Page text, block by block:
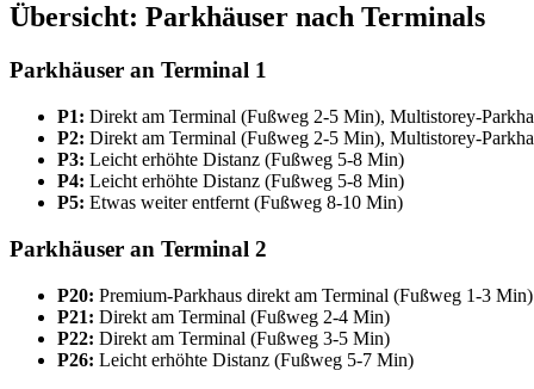
Übersicht: Parkhäuser nach Terminals
Parkhäuser an Terminal 1
P1: Direkt am Terminal (Fußweg 2-5 Min), Multistorey-
P2: Direkt am Terminal (Fußweg 2-5 Min), Multistorey-
P3: Leicht erhöhte Distanz (Fußweg 5-8 Min)
P4: Leicht erhöhte Distanz (Fußweg 5-8 Min)
P5: Etwas weiter entfernt (Fußweg 8-10 Min)
Parkhäuser an Terminal 2
P20: Premium-Parkhaus direkt am Terminal (Fußweg 1-3 Min)
P21: Direkt am Terminal (Fußweg 2-4 Min)
P22: Direkt am Terminal (Fußweg 3-5 Min)
P26: Leicht erhöhte Distanz (Fußweg 5-7 Min)